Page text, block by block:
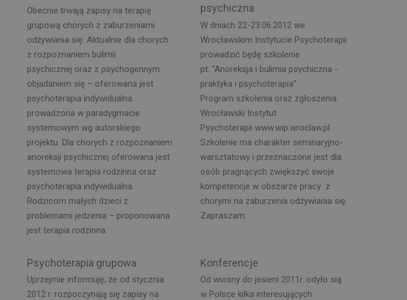
Obecnie trwają zapisy na terapię
grupową chorych z zaburzeniami
odżywiania się. Aktualnie dla chorych
z rozpoznaniem bulimii
psychicznej oraz z psychogennym
objadaniem się – oferowana jest
psychoterapia indywidualna
prowadzona w paradygmacie
systemowym wg autorskiego
projektu. Dla chorych z rozpoznaniem
anoreksji psychicznej oferowana jest
systemowa terapia rodzinna oraz
psychoterapia indywidualna.
Rodzicom małych dzieci z
problemami jedzenia – proponowana
jest terapia rodzinna.
psychiczna
W dniach 22-23.06.2012 we
Wrocławskim Instytucie Psychoterapii
prowadzić będę szkolenie
pt: "Anoreksja i bulimia psychiczna -
praktyka i psychoterapia".
Program szkolenia oraz zgłoszenia:
Wrocławski Instytut
Psychoterapii www.wip.wroclaw.pl
Szkolenie ma charakter seminaryjno-
warsztatowy i przeznaczone jest dla
osób pragnących zwiększyć swoje
kompetencje w obszarze pracy z
chorymi na zaburzenia odżywiania się.
Zapraszam.
Psychoterapia grupowa
Uprzejmie informuję, że od stycznia
2012 r. rozpoczynają się zapisy na
Konferencje
Od wiosny do jesieni 2011r. odyło sią
w Polsce kilka interesujących